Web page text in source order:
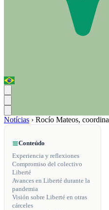
Notícias › Rocío Mateos,
Conteúdo
Experiencia y reflexiones
Compromiso del colectivo
Liberté
Avances en Liberté durante la
pandemia
Visión sobre Liberté en otras
cárceles